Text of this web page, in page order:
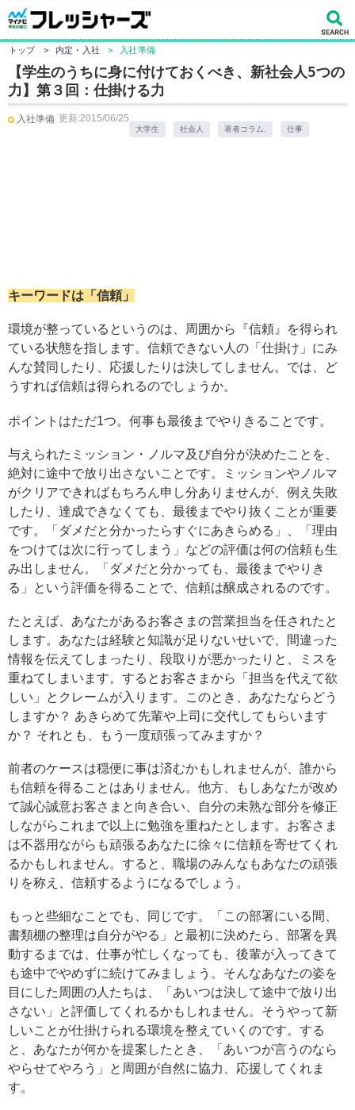
トップ > 内定・入社 > 入社準備
【学生のうちに身に付けておくべき、新社会人5つの
力】第３回：仕掛ける力
入社準備 更新:2015/06/25
大学生 社会人 著者コラム. 仕事
キーワードは「信頼」
環境が整っているというのは、周囲から『信頼』を得られ
ている状態を指します。信頼できない人の「仕掛け」にみ
んな賛同したり、応援したりは決してしません。では、ど
うすれば信頼は得られるのでしょうか。
ポイントはただ1つ。何事も最後までやりきることです。
与えられたミッション・ノルマ及び自分が決めたことを、
絶対に途中で放り出さないことです。ミッションやノルマ
がクリアできればもちろん申し分ありませんが、例え失敗
したり、達成できなくても、最後までやり抜くことが重要
です。「ダメだと分かったらすぐにあきらめる」、「理由
をつけては次に行ってしまう」などの評価は何の信頼も生
み出しません。「ダメだと分かっても、最後までやりき
る」という評価を得ることで、信頼は醸成されるのです。
たとえば、あなたがあるお客さまの営業担当を任されたと
します。あなたは経験と知識が足りないせいで、間違った
情報を伝えてしまったり、段取りが悪かったりと、ミスを
重ねてしまいます。するとお客さまから「担当を代えて欲
しい」とクレームが入ります。このとき、あなたならどう
しますか？ あきらめて先輩や上司に交代してもらいます
か？ それとも、もう一度頑張ってみますか？
前者のケースは穏便に事は済むかもしれませんが、誰から
も信頼を得ることはありません。他方、もしあなたが改め
て誠心誠意お客さまと向き合い、自分の未熟な部分を修正
しながらこれまで以上に勉強を重ねたとします。お客さま
は不器用ながらも頑張るあなたに徐々に信頼を寄せてくれ
るかもしれません。すると、職場のみんなもあなたの頑張
りを称え、信頼するようになるでしょう。
もっと些細なことでも、同じです。「この部署にいる間、
書類棚の整理は自分がやる」と最初に決めたら、部署を異
動するまでは、仕事が忙しくなっても、後輩が入ってきて
も途中でやめずに続けてみましょう。そんなあなたの姿を
目にした周囲の人たちは、「あいつは決して途中で放り出
さない」と評価してくれるかもしれません。そうやって新
しいことが仕掛けられる環境を整えていくのです。する
と、あなたが何かを提案したとき、「あいつが言うのなら
やらせてやろう」と周囲が自然に協力、応援してくれま
す。